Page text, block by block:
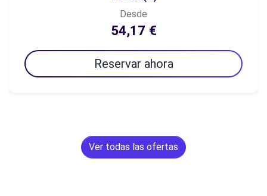
Desde
54,17 €
Reservar ahora
Ver todas las ofertas